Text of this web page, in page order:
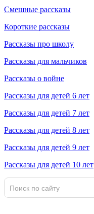
Смешные рассказы
Короткие рассказы
Рассказы про школу
Рассказы для мальчиков
Рассказы о войне
Рассказы для детей 6 лет
Рассказы для детей 7 лет
Рассказы для детей 8 лет
Рассказы для детей 9 лет
Рассказы для детей 10 лет